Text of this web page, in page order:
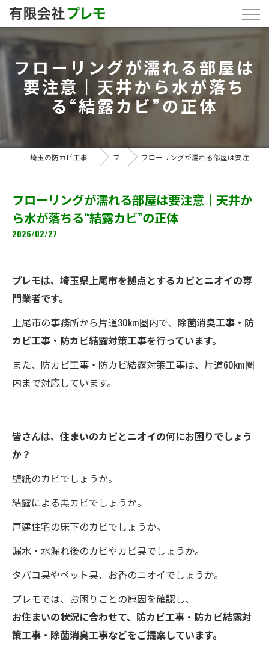
フローリングが濡れる部屋は
要注意｜天井から水が落ち
る“結露カビ”の正体
ブログ フローリングが濡れる部屋は要注意｜天井から水が落ちる“結露カビ”の正体
フローリングが濡れる部屋は要注意｜天井か
ら水が落ちる“結露カビ”の正体
2026/02/27
プレモは、埼玉県上尾市を拠点とするカビとニオイの専
門業者です。
上尾市の事務所から片道30km圏内で、 除菌消臭工事・防
カビ工事・防カビ結露対策工事を行っています。
また、防カビ工事・防カビ結露対策工事は、片道60km圏
内まで対応しています。
皆さんは、住まいのカビとニオイの何にお困りでしょう
か？
壁紙のカビでしょうか。
結露による黒カビでしょうか。
戸建住宅の床下のカビでしょうか。
漏水・水漏れ後のカビやカビ臭でしょうか。
タバコ臭やペット臭、お香のニオイでしょうか。
プレモでは、お困りごとの原因を確認し、
お住まいの状況に合わせて、防カビ工事・防カビ結露対
策工事・除菌消臭工事などをご提案しています。